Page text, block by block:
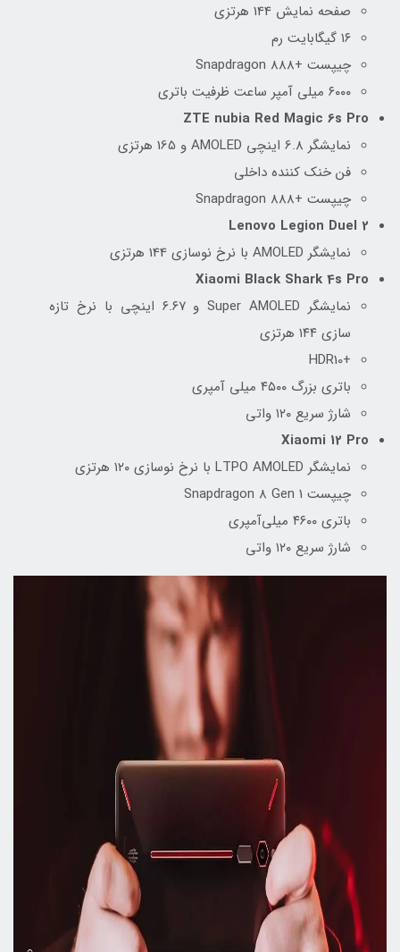
صفحه نمایش 144 هرتزی
۱۶ گیگابایت رم
چیپست +Snapdragon 888
۶۰۰۰ میلی آمپر ساعت ظرفیت باتری
ZTE nubia Red Magic 6s Pro
نمایشگر 6.8 اینچی AMOLED و 165 هرتزی
فن خنک کننده داخلی
چیپست +Snapdragon 888
Lenovo Legion Duel 2
نمایشگر AMOLED با نرخ نوسازی 144 هرتزی
Xiaomi Black Shark 4s Pro
نمایشگر Super AMOLED و ۶.۶۷ اینچی با نرخ تازه
سازی ۱۴۴ هرتزی
+HDR10
باتری بزرگ ۴۵۰۰ میلی آمپری
شارژ سریع ۱۲۰ واتی
Xiaomi 12 Pro
نمایشگر LTPO AMOLED با نرخ نوسازی ۱۲۰ هرتزی
چیپست Snapdragon 8 Gen 1
باتری ۴۶۰۰ میلی‌آمپری
شارژ سریع ۱۲۰ واتی